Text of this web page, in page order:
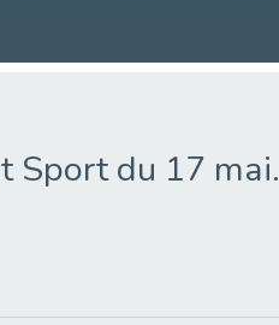
Sport du 17 mai.